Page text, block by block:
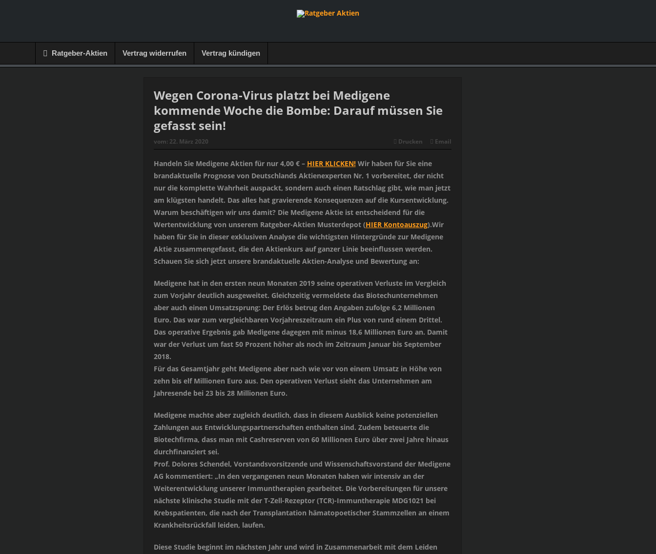
Ratgeber-Aktien Vertrag widerrufen Vertrag kündigen
Wegen Corona-Virus platzt bei Medigene
kommende Woche die Bombe: Darauf müssen Sie
gefasst sein!
vom: 22. März 2020 Drucken Email
Handeln Sie Medigene Aktien für nur 4,00 € – HIER KLICKEN!Wir haben für Sie eine
brandaktuelle Prognose von Deutschlands Aktienexperten Nr. 1 vorbereitet, der nicht
nur die komplette Wahrheit auspackt, sondern auch einen Ratschlag gibt, wie man jetzt
am klügsten handelt. Das alles hat gravierende Konsequenzen auf die Kursentwicklung.
Warum beschäftigen wir uns damit? Die Medigene Aktie ist entscheidend für die
Wertentwicklung von unserem Ratgeber-Aktien Musterdepot (HIER Kontoauszug).Wir
haben für Sie in dieser exklusiven Analyse die wichtigsten Hintergründe zur Medigene
Aktie zusammengefasst, die den Aktienkurs auf ganzer Linie beeinflussen werden.
Schauen Sie sich jetzt unsere brandaktuelle Aktien-Analyse und Bewertung an:
Medigene hat in den ersten neun Monaten 2019 seine operativen Verluste im Vergleich
zum Vorjahr deutlich ausgeweitet. Gleichzeitig vermeldete das Biotechunternehmen
aber auch einen Umsatzsprung: Der Erlös betrug den Angaben zufolge 6,2 Millionen
Euro. Das war zum vergleichbaren Vorjahreszeitraum ein Plus von rund einem Drittel.
Das operative Ergebnis gab Medigene dagegen mit minus 18,6 Millionen Euro an. Damit
war der Verlust um fast 50 Prozent höher als noch im Zeitraum Januar bis September
2018.
Für das Gesamtjahr geht Medigene aber nach wie vor von einem Umsatz in Höhe von
zehn bis elf Millionen Euro aus. Den operativen Verlust sieht das Unternehmen am
Jahresende bei 23 bis 28 Millionen Euro.
Medigene machte aber zugleich deutlich, dass in diesem Ausblick keine potenziellen
Zahlungen aus Entwicklungspartnerschaften enthalten sind. Zudem beteuerte die
Biotechfirma, dass man mit Cashreserven von 60 Millionen Euro über zwei Jahre hinaus
durchfinanziert sei.
Prof. Dolores Schendel, Vorstandsvorsitzende und Wissenschaftsvorstand der Medigene
AG kommentiert: „In den vergangenen neun Monaten haben wir intensiv an der
Weiterentwicklung unserer Immuntherapien gearbeitet. Die Vorbereitungen für unsere
nächste klinische Studie mit der T-Zell-Rezeptor (TCR)-Immuntherapie MDG1021 bei
Krebspatienten, die nach der Transplantation hämatopoetischer Stammzellen an einem
Krankheitsrückfall leiden, laufen.
Diese Studie beginnt im nächsten Jahr und wird in Zusammenarbeit mit dem Leiden